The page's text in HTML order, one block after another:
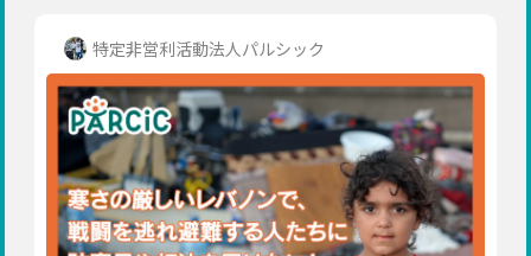
宮城
秋田
山形
福島
新潟 富山 石川 福井
長野
岐阜 静岡 愛知
滋賀 京都 大阪
兵庫
奈良
和歌山
鳥取 島根 岡山 広島 山口
特定非営利活動法人パルシック